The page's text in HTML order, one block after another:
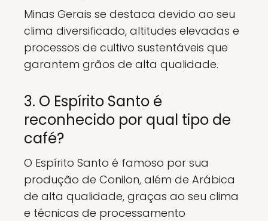
Minas Gerais se destaca devido ao seu
clima diversificado, altitudes elevadas e
processos de cultivo sustentáveis que
garantem grãos de alta qualidade.
3. O Espírito Santo é
reconhecido por qual tipo de
café?
O Espírito Santo é famoso por sua
produção de Conilon, além de Arábica
de alta qualidade, graças ao seu clima
e técnicas de processamento